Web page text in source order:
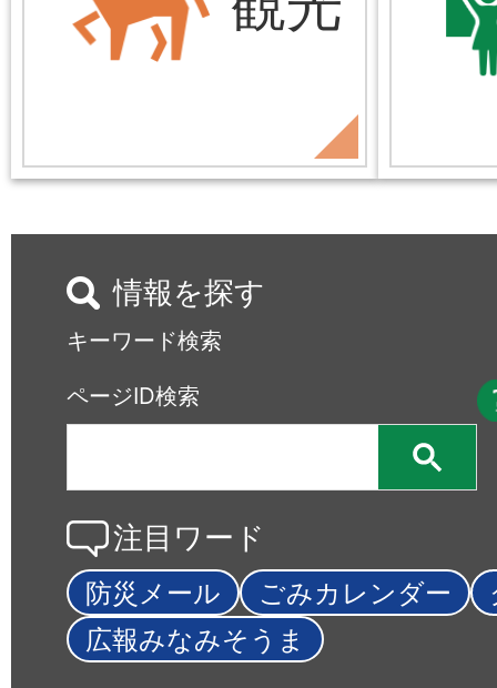
情報を探す
キーワード検索
ページID検索
注目ワード
防災メール ごみカレンダー
広報みなみそうま